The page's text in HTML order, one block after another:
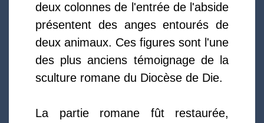
deux colonnes de l'entrée de l'abside
présentent des anges entourés de
deux animaux. Ces figures sont l'une
des plus anciens témoignage de la
sculture romane du Diocèse de Die.
La partie romane fût restaurée,